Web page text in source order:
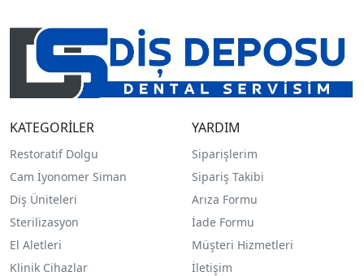
KATEGORİLER
Restoratif Dolgu
Cam İyonomer Siman
Diş Üniteleri
Sterilizasyon
El Aletleri
Klinik Cihazlar
YARDIM
Siparişlerim
Sipariş Takibi
Arıza Formu
İade Formu
Müşteri Hizmetleri
İletişim